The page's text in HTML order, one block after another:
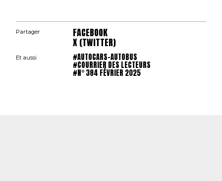
Partager FACEBOOK
X (TWITTER)
Et aussi #AUTOCARS-AUTOBUS
#COURRIER DES LECTEURS
#N° 384 FÉVRIER 2025